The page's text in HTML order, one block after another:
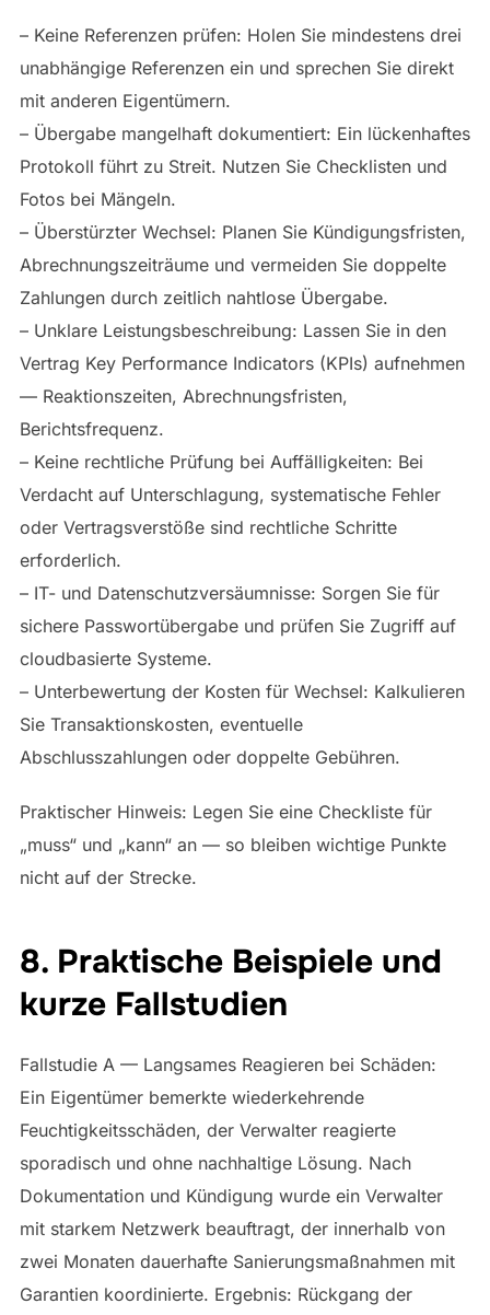
– Keine Referenzen prüfen: Holen Sie mindestens drei
unabhängige Referenzen ein und sprechen Sie direkt
mit anderen Eigentümern.
– Übergabe mangelhaft dokumentiert: Ein lückenhaftes
Protokoll führt zu Streit. Nutzen Sie Checklisten und
Fotos bei Mängeln.
– Überstürzter Wechsel: Planen Sie Kündigungsfristen,
Abrechnungszeiträume und vermeiden Sie doppelte
Zahlungen durch zeitlich nahtlose Übergabe.
– Unklare Leistungsbeschreibung: Lassen Sie in den
Vertrag Key Performance Indicators (KPIs) aufnehmen
— Reaktionszeiten, Abrechnungsfristen,
Berichtsfrequenz.
– Keine rechtliche Prüfung bei Auffälligkeiten: Bei
Verdacht auf Unterschlagung, systematische Fehler
oder Vertragsverstöße sind rechtliche Schritte
erforderlich.
– IT- und Datenschutzversäumnisse: Sorgen Sie für
sichere Passwortübergabe und prüfen Sie Zugriff auf
cloudbasierte Systeme.
– Unterbewertung der Kosten für Wechsel: Kalkulieren
Sie Transaktionskosten, eventuelle
Abschlusszahlungen oder doppelte Gebühren.
Praktischer Hinweis: Legen Sie eine Checkliste für
„muss“ und „kann“ an — so bleiben wichtige Punkte
nicht auf der Strecke.
8. Praktische Beispiele und
kurze Fallstudien
Fallstudie A — Langsames Reagieren bei Schäden:
Ein Eigentümer bemerkte wiederkehrende
Feuchtigkeitsschäden, der Verwalter reagierte
sporadisch und ohne nachhaltige Lösung. Nach
Dokumentation und Kündigung wurde ein Verwalter
mit starkem Netzwerk beauftragt, der innerhalb von
zwei Monaten dauerhafte Sanierungsmaßnahmen mit
Garantien koordinierte. Ergebnis: Rückgang der